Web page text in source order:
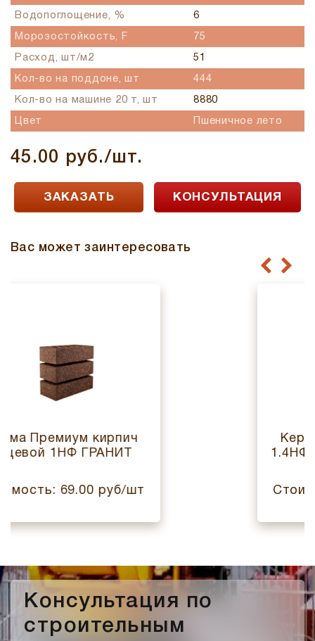
Водопоглощение, % 6
Морозостойкость, F 75
Расход, шт/м2 51
Кол-во на поддоне, шт 444
Кол-во на машине 20 т, шт 8880
Цвет Пшеничное лето
45.00 руб./шт.
ЗАКАЗАТЬ КОНСУЛЬТАЦИЯ
Вас может заинтересовать
кирпич
ГРАНИТ
руб/шт
Керма
1.4НФ
Стоимость:
Консультация по
строительным